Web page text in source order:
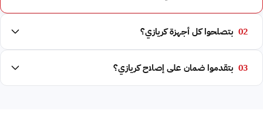
02 بتصلحوا كل أجهزة كريازي؟
03 بتقدموا ضمان على إصلاح كريازي؟